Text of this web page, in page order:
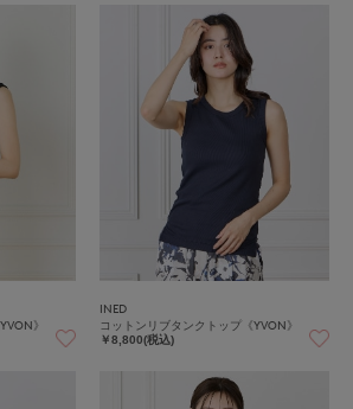
》
INED
コットンリブタンクトップ《YVON》
￥8,800(税込)